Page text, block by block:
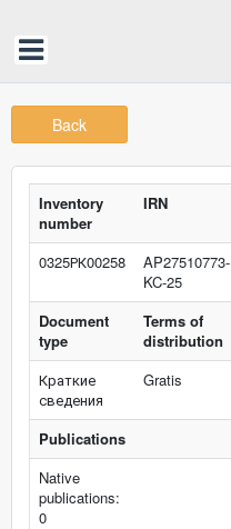
Back
Inventory
number
IRN
0325РК00258
AP27510773-
KC-25
Document
type
Terms of
distribution
Краткие
сведения
Gratis
Publications
Native
publications:
0